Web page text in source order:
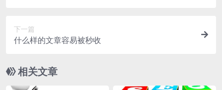
下一篇
什么样的文章容易被秒收
相关文章